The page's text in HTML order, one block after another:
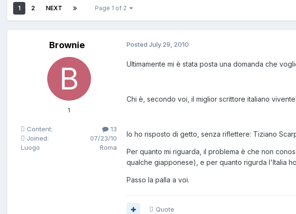
1 2 NEXT Page 1 of 2
Brownie
1
Content:
13
Joined:
07/23/10
Luogo
Roma
Posted July 29, 2010
Ultimamente mi è stata posta una domanda che
Chi è, secondo voi, il miglior scrittore italiano
Io ho risposto di getto, senza riflettere: Tiziano
Per quanto mi riguarda, il problema è che non
qualche giapponese), e per quanto rigurda l'Italia
Passo la palla a voi.
Quote